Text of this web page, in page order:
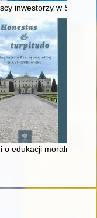
od
inwestorzy w
o edukacji moralnej